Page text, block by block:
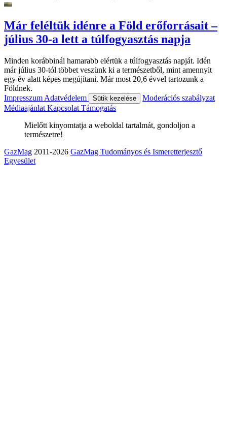
Már feléltük idénre a Föld erőforrásait –
július 30-a lett a túlfogyasztás napja
Minden korábbinál hamarabb elértük a túlfogyasztás napját. Idén
már július 30-tól többet veszünk ki a természetből, mint amennyit
egy év alatt képes megújítani. Már most 20,6 évvel tartozunk a
Földnek.
Impresszum Adatvédelem Sütik kezelése
Moderációs szabályzat
Médiaajánlat Kapcsolat Támogatás
Mielőtt kinyomtatja a weboldal tartalmát, gondoljon a
természetre!
GazMag 2011-2026 GazMag Tudományos és Ismeretterjesztő
Egyesület